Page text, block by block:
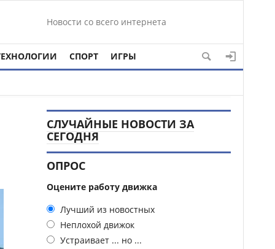
Новости со всего интернета
СПОРТ ИГРЫ
СЛУЧАЙНЫЕ НОВОСТИ ЗА
СЕГОДНЯ
ОПРОС
Оцените работу движка
Лучший из новостных
Неплохой движок
Устраивает ... но ...